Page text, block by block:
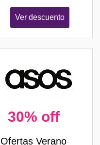
Ver descuento
30% off
Ofertas Verano